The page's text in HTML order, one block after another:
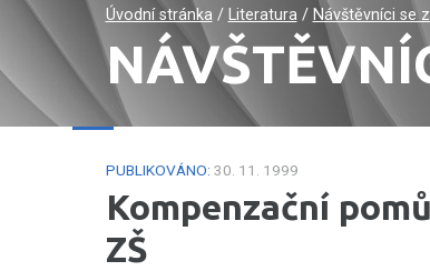
Úvodní stránka/ Literatura/ Návštěvníci se
PUBLIKOVÁNO: 30. 11. 1999
Kompenzační
ZŠ